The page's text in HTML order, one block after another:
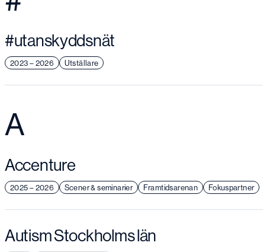
#utanskyddsnät
2023 – 2026 Utställare
A
Accenture
2025 – 2026 Scener & seminarier Framtidsarenan Fokuspartner
Autism Stockholms län